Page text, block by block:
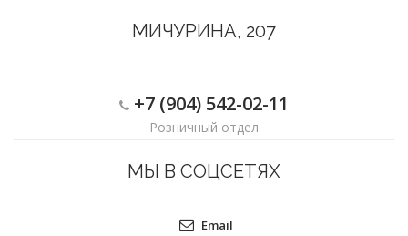
МИЧУРИНА, 207
+7 (904) 542-02-11
Розничный отдел
МЫ В СОЦСЕТЯХ
Email